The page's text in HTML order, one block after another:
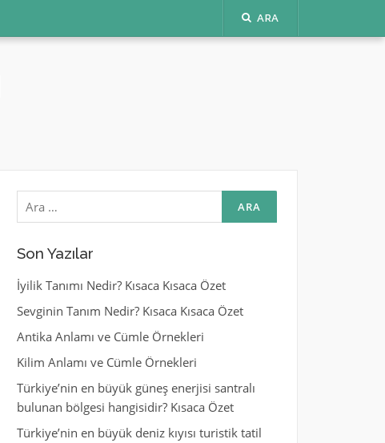
ARA
Arama:
Son Yazılar
İyilik Tanımı Nedir? Kısaca Kısaca Özet
Sevginin Tanım Nedir? Kısaca Kısaca Özet
Antika Anlamı ve Cümle Örnekleri
Kilim Anlamı ve Cümle Örnekleri
Türkiye’nin en büyük güneş enerjisi santralı
bulunan bölgesi hangisidir? Kısaca Özet
Türkiye’nin en büyük deniz kıyısı turistik tatil